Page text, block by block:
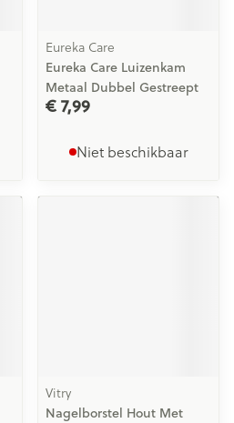
Eureka Care
Eureka Care Luizenkam
Metaal Dubbel Gestreept
€ 7,99
Niet beschikbaar
Vitry
Nagelborstel Hout Met